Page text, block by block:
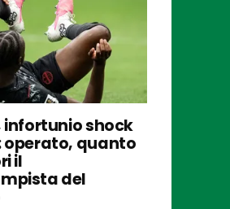
infortunio shock
operato, quanto
il
del